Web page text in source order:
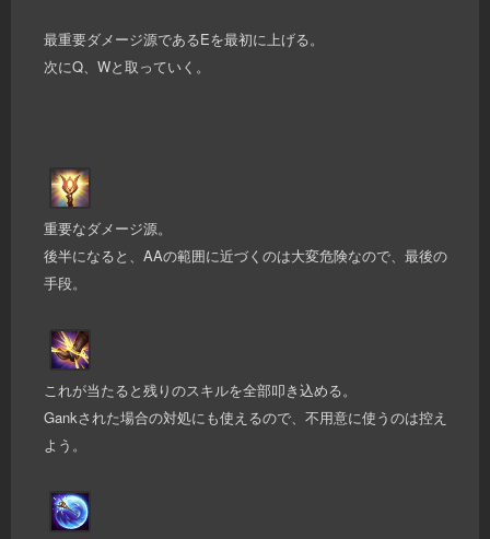
最重要ダメージ源であるEを最初に上げる。
次にQ、Wと取っていく。
重要なダメージ源。
後半になると、AAの範囲に近づくのは大変危険なので、最後の
手段。
これが当たると残りのスキルを全部叩き込める。
Gankされた場合の対処にも使えるので、不用意に使うのは控え
よう。